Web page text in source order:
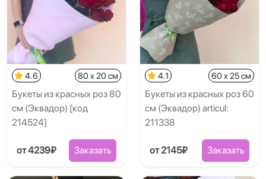
4.6 80 x 20 см
Букеты из красных роз 80
см (Эквадор) [код
214524]
от 4239₽ Заказать
4.1 60 x 25 см
Букеты из красных роз 60
см (Эквадор) articul:
211338
от 2145₽ Заказать